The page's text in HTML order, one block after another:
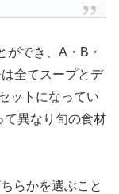
ができ、A・B・
全てスープとデ
ットになってい
て異なり旬の食材
らかを選ぶこと